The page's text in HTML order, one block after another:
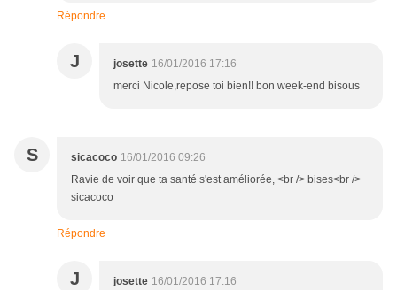
Répondre
J josette 16/01/2016 17:16
merci Nicole,repose toi bien!! bon week-end bisous
S sicacoco 16/01/2016 09:26
Ravie de voir que ta santé s'est améliorée, <br /> bises<br />
sicacoco
Répondre
J josette 16/01/2016 17:16